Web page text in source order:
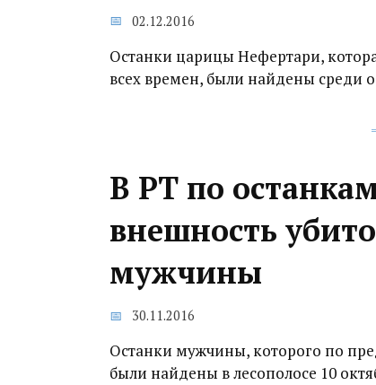
02.12.2016
Останки царицы Нефертари,
всех времен, были найдены среди
В РТ по
внешность
мужчины
30.11.2016
Останки мужчины, которого по
были найдены в лесополосе 10